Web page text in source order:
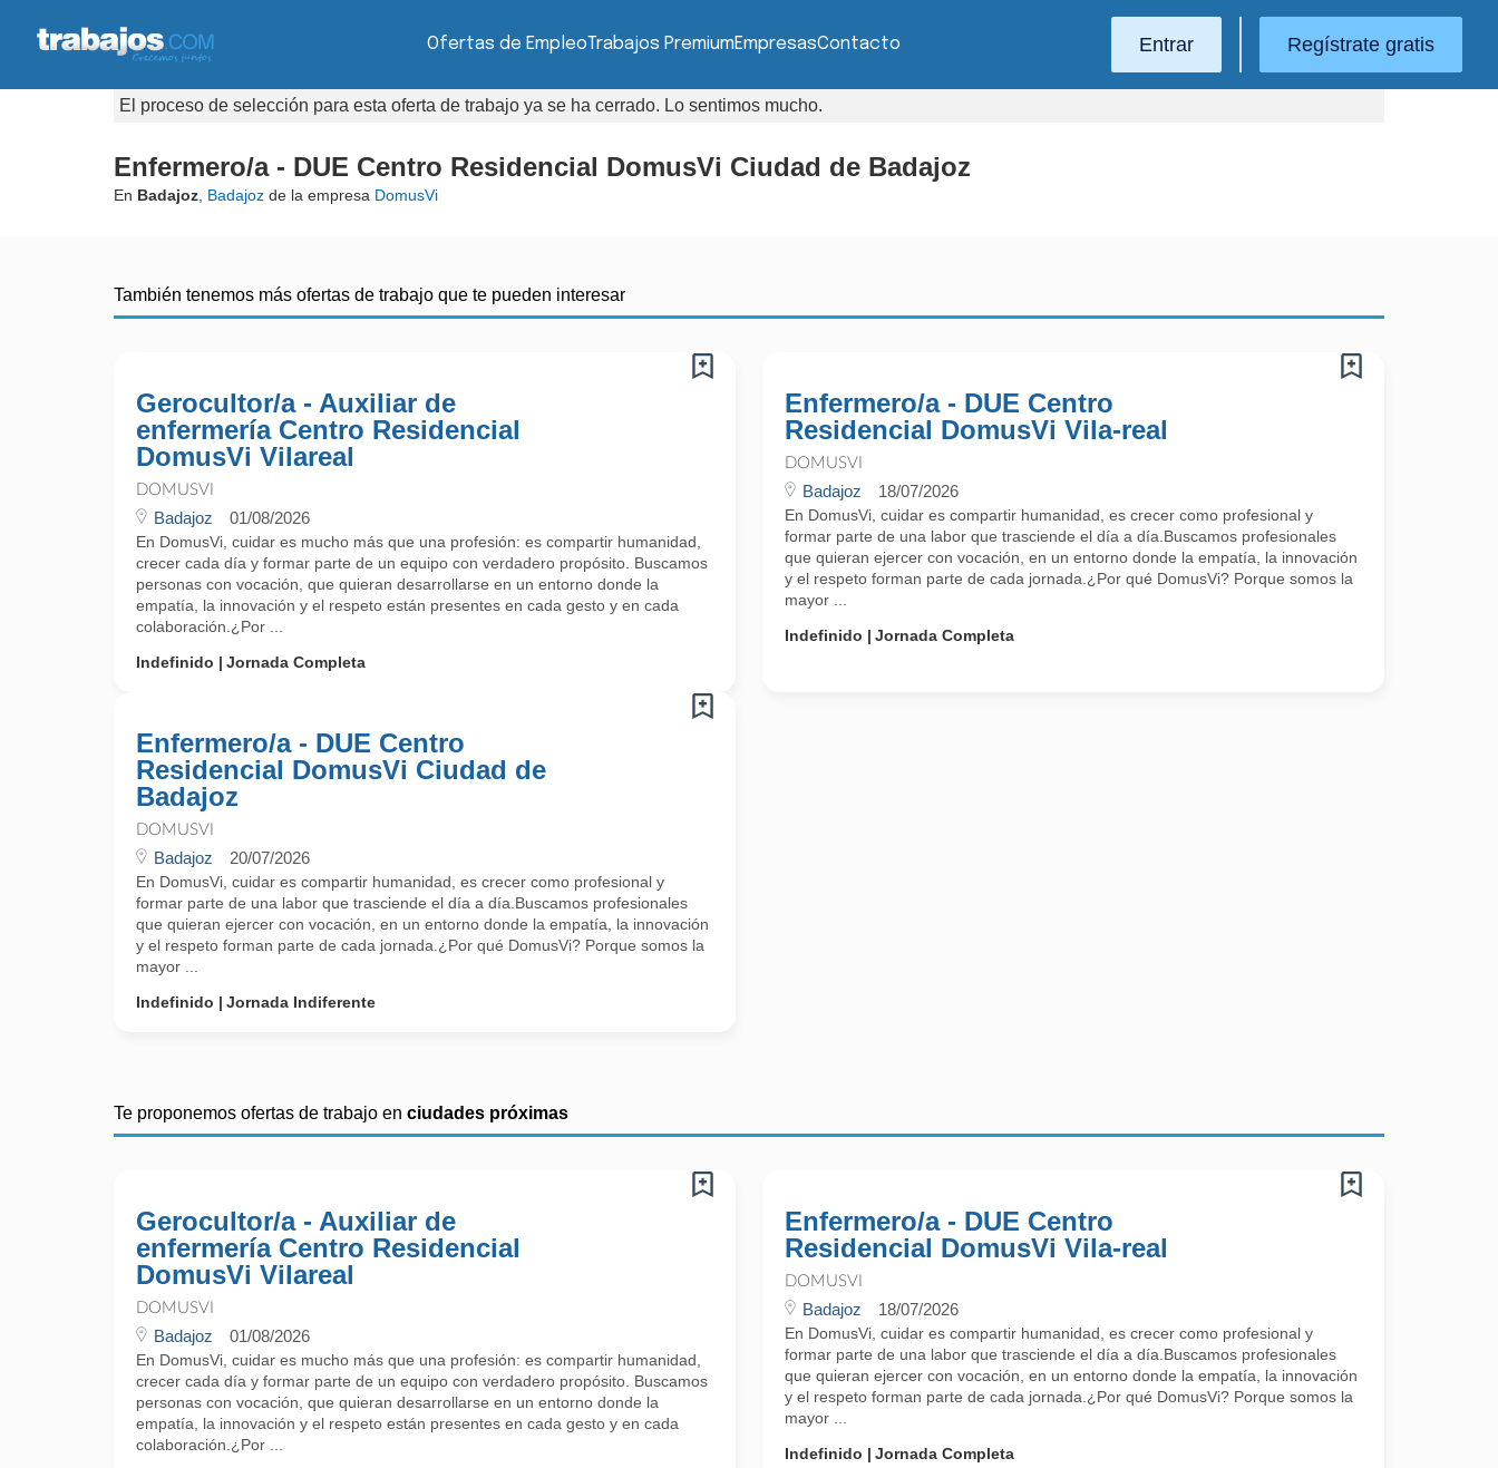
Ofertas de EmpleoTrabajos PremiumEmpresasContacto Entrar Regístrate gratis
El proceso de selección para esta oferta de trabajo ya se ha cerrado. Lo sentimos mucho.
Enfermero/a - DUE Centro Residencial DomusVi Ciudad de Badajoz
En Badajoz Badajoz de la empresa DomusVi
También tenemos más ofertas de trabajo que te pueden interesar
Gerocultor/a - Auxiliar de
enfermería Centro Residencial
DomusVi Vilareal
DOMUSVI
Badajoz 01/08/2026
En DomusVi, cuidar es mucho más que una profesión: es compartir humanidad,
crecer cada día y formar parte de un equipo con verdadero propósito. Buscamos
personas con vocación, que quieran desarrollarse en un entorno donde la
empatía, la innovación y el respeto están presentes en cada gesto y en cada
colaboración.¿Por ...
Indefinido
Jornada Completa
Enfermero/a - DUE Centro
Residencial DomusVi Vila-real
DOMUSVI
Badajoz 18/07/2026
En DomusVi, cuidar es compartir humanidad, es crecer como profesional y
formar parte de una labor que trasciende el día a día.Buscamos profesionales
que quieran ejercer con vocación, en un entorno donde la empatía, la innovación
y el respeto forman parte de cada jornada.¿Por qué DomusVi? Porque somos la
mayor ...
Indefinido
Jornada Completa
Enfermero/a - DUE Centro
Residencial DomusVi Ciudad de
Badajoz
DOMUSVI
Badajoz 20/07/2026
En DomusVi, cuidar es compartir humanidad, es crecer como profesional y
formar parte de una labor que trasciende el día a día.Buscamos profesionales
que quieran ejercer con vocación, en un entorno donde la empatía, la innovación
y el respeto forman parte de cada jornada.¿Por qué DomusVi? Porque somos la
mayor ...
Indefinido
Jornada Indiferente
Te proponemos ofertas de trabajo en ciudades próximas
Gerocultor/a - Auxiliar de
enfermería Centro Residencial
DomusVi Vilareal
DOMUSVI
Badajoz 01/08/2026
En DomusVi, cuidar es mucho más que una profesión: es compartir humanidad,
crecer cada día y formar parte de un equipo con verdadero propósito. Buscamos
personas con vocación, que quieran desarrollarse en un entorno donde la
empatía, la innovación y el respeto están presentes en cada gesto y en cada
colaboración.¿Por ...
Enfermero/a - DUE Centro
Residencial DomusVi Vila-real
DOMUSVI
Badajoz 18/07/2026
En DomusVi, cuidar es compartir humanidad, es crecer como profesional y
formar parte de una labor que trasciende el día a día.Buscamos profesionales
que quieran ejercer con vocación, en un entorno donde la empatía, la innovación
y el respeto forman parte de cada jornada.¿Por qué DomusVi? Porque somos la
mayor ...
Indefinido
Jornada Completa